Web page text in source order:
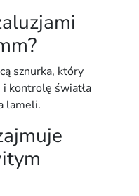
sznurka, który
kontrolę światła
lameli.